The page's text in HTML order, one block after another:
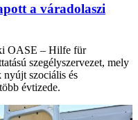
a váradolaszi
OASE – Hilfe für
szegélyszervezet, mely
nyújt szociális és
évtizede.